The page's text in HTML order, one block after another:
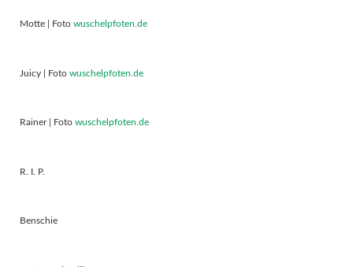
Motte | Foto wuschelpfoten.de
Juicy | Foto wuschelpfoten.de
Rainer | Foto wuschelpfoten.de
R. I. P.
Benschie